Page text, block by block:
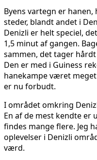
Byens vartegn er
steder, blandt andet i
Denizli er helt speciel,
1,5 minut af gangen.
sammen, det tager
Den er med i Guiness
hanekampe været
er nu forbudt.
I området omkring
En af de mest kendte er
findes mange flere. Jeg
oplevelser i Denizli
værd.